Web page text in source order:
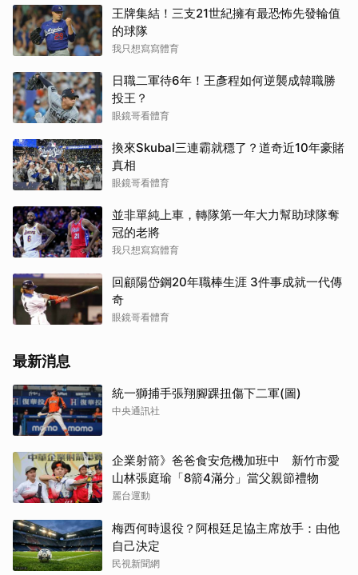
王牌集結！三支21世紀擁有最恐怖先發輪值
的球隊
我只想寫寫體育
日職二軍待6年！王彥程如何逆襲成韓職勝
投王？
眼鏡哥看體育
換來Skubal三連霸就穩了？道奇近10年豪賭
真相
眼鏡哥看體育
並非單純上車，轉隊第一年大力幫助球隊奪
冠的老將
我只想寫寫體育
回顧陽岱鋼20年職棒生涯 3件事成就一代傳
奇
眼鏡哥看體育
最新消息
統一獅捕手張翔腳踝扭傷下二軍(圖)
中央通訊社
企業射箭》爸爸食安危機加班中 新竹市愛
山林張庭瑜「8箭4滿分」當父親節禮物
麗台運動
梅西何時退役？阿根廷足協主席放手：由他
自己決定
民視新聞網